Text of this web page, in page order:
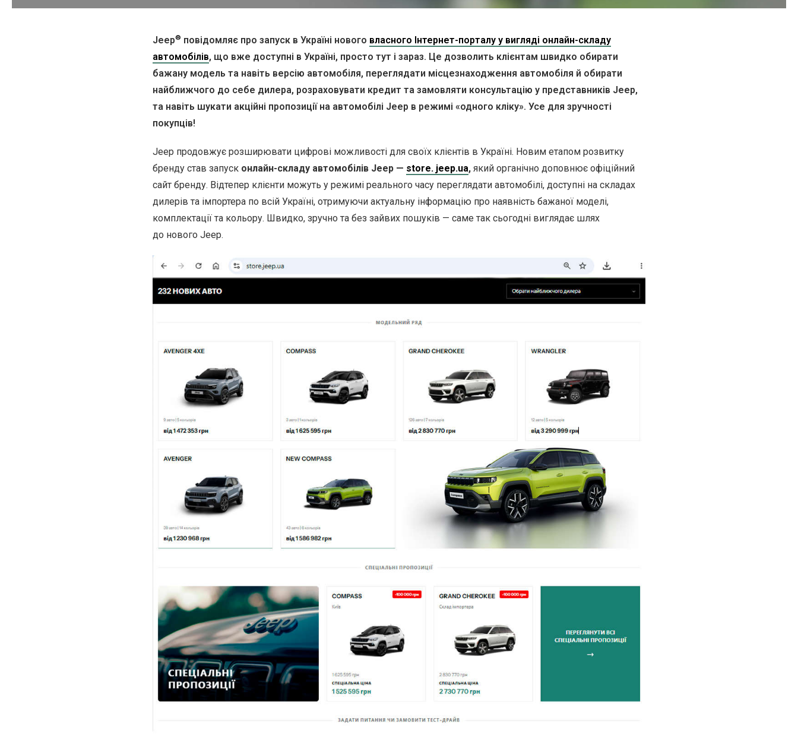
Jeep® повідомляє про запуск в Україні нового власного Інтернет-порталу у вигляді онлайн-складу
автомобілів, що вже доступні в Україні, просто тут і зараз. Це дозволить клієнтам швидко обирати
бажану модель та навіть версію автомобіля, переглядати місцезнаходження автомобіля й обирати
найближчого до себе дилера, розраховувати кредит та замовляти консультацію у представників Jeep,
та навіть шукати акційні пропозиції на автомобілі Jeep в режимі «одного кліку». Усе для зручності
покупців!
Jeep продовжує розширювати цифрові можливості для своїх клієнтів в Україні. Новим етапом розвитку
бренду став запуск онлайн-складу автомобілів Jeep — store. jeep.ua, який органічно доповнює офіційний
сайт бренду. Відтепер клієнти можуть у режимі реального часу переглядати автомобілі, доступні на складах
дилерів та імпортера по всій Україні, отримуючи актуальну інформацію про наявність бажаної моделі,
комплектації та кольору. Швидко, зручно та без зайвих пошуків — саме так сьогодні виглядає шлях
до нового Jeep.